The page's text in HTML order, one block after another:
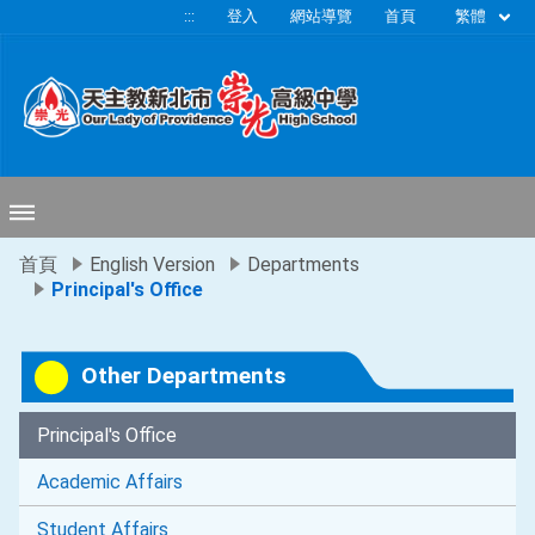
移至網頁之主要內容區位置
::: 登入 網站導覽 首頁 繁體
首頁 English Version
Departments
Principal's Office
Other Departments
Principal's Office
Academic Affairs
Student Affairs